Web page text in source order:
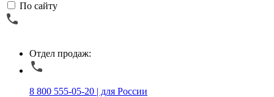
По сайту
Отдел продаж:
8 800 555-05-20 | для России